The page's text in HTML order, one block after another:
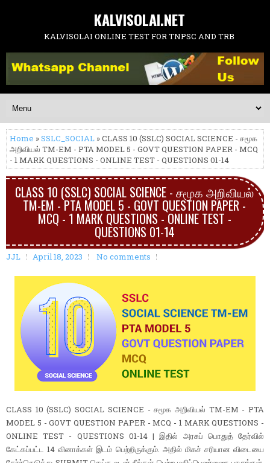
KALVISOLAI.NET
KALVISOLAI ONLINE TEST FOR TNPSC AND TRB
Home »SSLC_SOCIAL » CLASS 10 (SSLC) SOCIAL SCIENCE - சமூக
அறிவியல் TM-EM - PTA MODEL 5 - GOVT QUESTION PAPER - MCQ
- 1 MARK QUESTIONS - ONLINE TEST - QUESTIONS 01-14
CLASS 10 (SSLC) SOCIAL SCIENCE - சமூக அறிவியல்
TM-EM - PTA MODEL 5 - GOVT QUESTION PAPER -
MCQ - 1 MARK QUESTIONS - ONLINE TEST -
QUESTIONS 01-14
JJL April 18, 2023 No comments
CLASS 10 (SSLC) SOCIAL SCIENCE - சமூக அறிவியல் TM-EM - PTA
MODEL 5 - GOVT QUESTION PAPER - MCQ - 1 MARK QUESTIONS -
ONLINE TEST - QUESTIONS 01-14 | இதில் அரசுப் பொதுத் தேர்வில்
கேட்கப்பட்ட 14 வினாக்கள் இடம் பெற்றிருக்கும். அதில் மிகச் சரியான விடையை